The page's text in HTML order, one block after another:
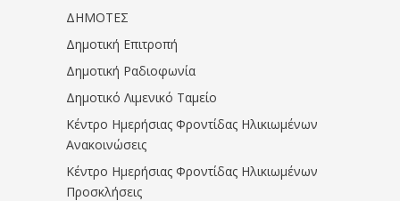
ΔΗΜΟΤΕΣ
Δημοτική Επιτροπή
Δημοτική Ραδιοφωνία
Δημοτικό Λιμενικό Ταμείο
Κέντρο Ημερήσιας Φροντίδας Ηλικιωμένων
Ανακοινώσεις
Κέντρο Ημερήσιας Φροντίδας Ηλικιωμένων
Προσκλήσεις